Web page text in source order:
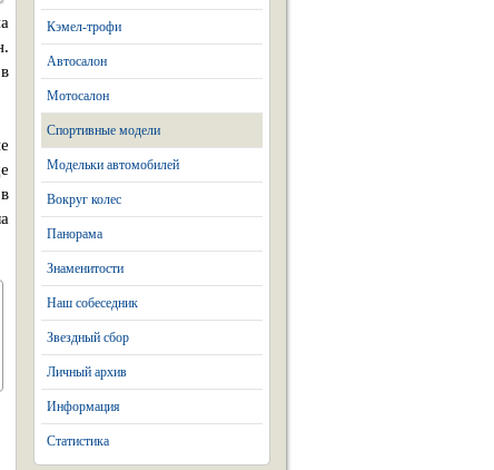
Кэмел-трофи
Автосалон
Мотосалон
Спортивные модели
Модельки автомобилей
Вокруг колес
Панорама
Знаменитости
Наш собеседник
Звездный сбор
Личный архив
Информация
Статистика